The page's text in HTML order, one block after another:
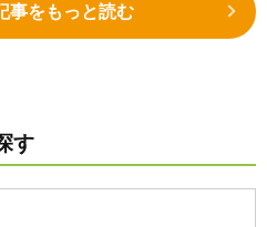
事をもっと読む
す